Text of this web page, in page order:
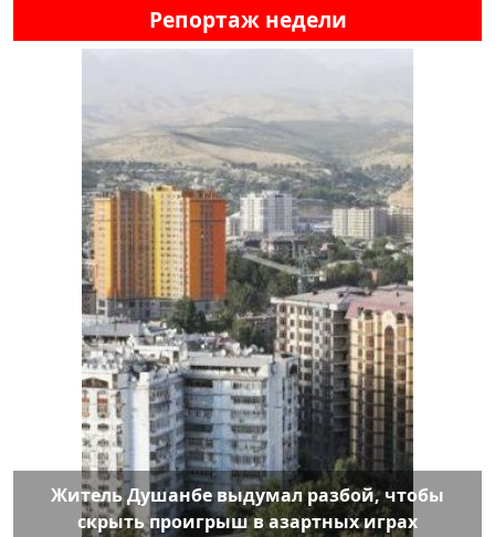
Репортаж недели
Житель Душанбе выдумал разбой, чтобы
скрыть проигрыш в азартных играх